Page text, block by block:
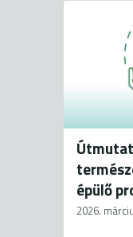
épülő
2026.